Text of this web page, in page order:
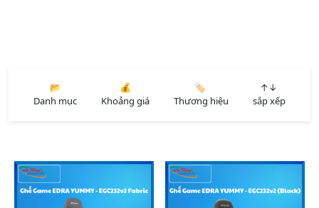
📂
Danh mục
💰
Khoảng giá
🏷️
Thương hiệu
↑↓
sắp xếp